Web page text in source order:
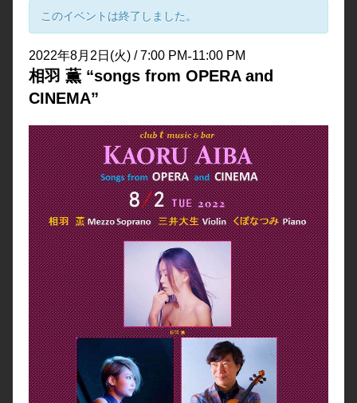
このイベントは終了しました。
2022年8月2日(火) / 7:00 PM-11:00 PM
相羽 薫 “songs from OPERA and
CINEMA”